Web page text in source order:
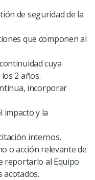
de seguridad de la
que componen al
cuya
2 años.
incorporar
impacto y la
internos.
o acción relevante de
reportarlo al Equipo
acotados.